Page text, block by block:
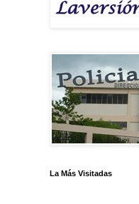
La Más Visitadas